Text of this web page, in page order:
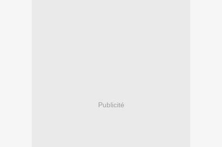
Publicité